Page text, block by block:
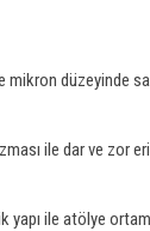
mikron düzeyinde
ile dar ve zor
yapı ile atölye